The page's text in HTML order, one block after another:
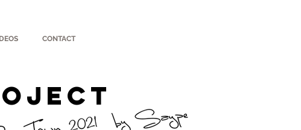
CONTACT